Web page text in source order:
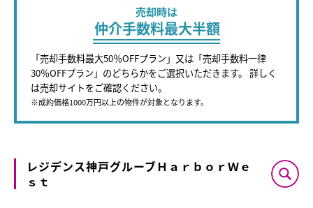
売却時は
仲介手数料最大半額
「売却手数料最大50％OFFプラン」又は「売却手数料一律
30％OFFプラン」のどちらかをご選択いただきます。 詳しく
は売却サイトをご確認ください。
※成約価格1000万円以上の物件が対象となります。
レジデンス神戸グルーブＨａｒｂｏｒＷｅ
ｓｔ